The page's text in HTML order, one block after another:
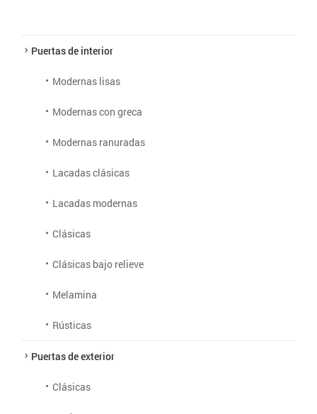
Puertas de interior
Modernas lisas
Modernas con greca
Modernas ranuradas
Lacadas clásicas
Lacadas modernas
Clásicas
Clásicas bajo relieve
Melamina
Rústicas
Puertas de exterior
Clásicas